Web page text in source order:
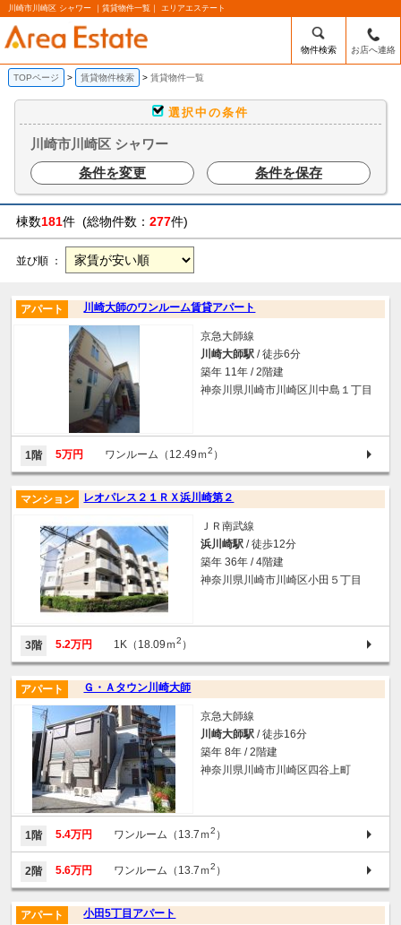
川崎市川崎区 シャワー ｜賃貸物件一覧｜ エリアエステート
物件検索 お店へ連絡
TOPページ 賃貸物件検索 賃貸物件一覧
選択中の条件
川崎市川崎区 シャワー
条件を変更
条件を保存
棟数181件 (総物件数： 277件)
並び順 ：
川崎大師のワンルーム賃貸アパート
アパート
京急大師線
川崎大師駅 / 徒歩6分
築年 11年 / 2階建
神奈川県川崎市川崎区川中島１丁目
1階 5万円 ワンルーム（12.49ｍ2 ）
レオパレス２１ＲＸ浜川崎第２
マンション
ＪＲ南武線
浜川崎駅 / 徒歩12分
築年 36年 / 4階建
神奈川県川崎市川崎区小田５丁目
3階 5.2万円 1K（18.09ｍ2 ）
Ｇ・Ａタウン川崎大師
アパート
京急大師線
川崎大師駅 / 徒歩16分
築年 8年 / 2階建
神奈川県川崎市川崎区四谷上町
1階 5.4万円 ワンルーム（13.7ｍ2 ）
2階 5.6万円 ワンルーム（13.7ｍ2 ）
小田5丁目アパート
アパート